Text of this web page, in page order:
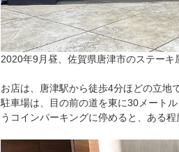
2020年9月昼、佐賀県唐津市のステーキ
お店は、唐津駅から徒歩4分ほどの立地で
駐車場は、目の前の道を東に30メート
うコインパーキングに停めると、ある程